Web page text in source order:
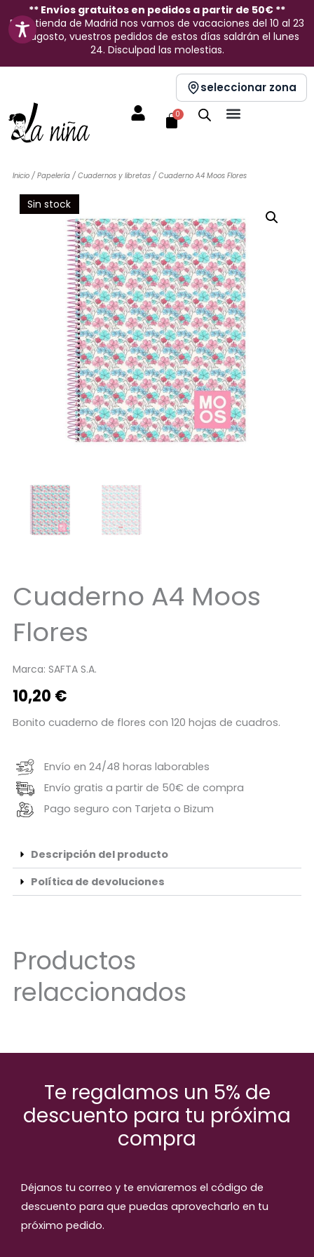
contenido
** Envíos gratuitos en pedidos a partir de 50€ **
En la tienda de Madrid nos vamos de vacaciones del 10 al 23
de agosto, vuestros pedidos de estos días saldrán el lunes
24. Disculpad las molestias.
seleccionar zona
0
Carrito
Inicio/ Papelería/ Cuadernos y libretas/ Cuaderno A4 Moos Flores
Sin stock
Cuaderno A4 Moos
Flores
Marca: SAFTA S.A.
10,20 €
Bonito cuaderno de flores con 120 hojas de cuadros.
Envío en 24/48 horas laborables
Envío gratis a partir de 50€ de compra
Pago seguro con Tarjeta o Bizum
Descripción del producto
Política de devoluciones
Productos
relaccionados
Te regalamos un 5% de
descuento para tu próxima
compra
Déjanos tu correo y te enviaremos el código de
descuento para que puedas aprovecharlo en tu
próximo pedido.